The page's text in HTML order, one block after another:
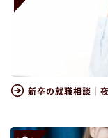
新卒の就職相談｜